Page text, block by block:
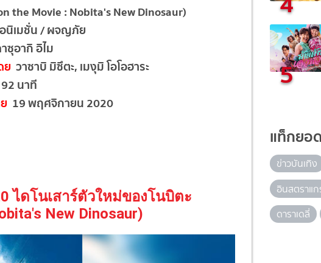
the Movie : Nobita's New Dinosaur)
นิเมชั่น / ผจญภัย
ซุอากิ อิไม
ย วาซาบิ มิซึตะ, เมงุมิ โอโอฮาระ
นาที
19 พฤศจิกายน 2020
ไดโนเสาร์ตัวใหม่ของโนบิตะ
New Dinosaur)
5
แท็กยอ
ข่าวบันเทิง
อินสตราแ
ดาราเดลี่